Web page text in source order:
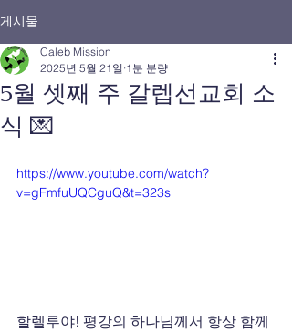
게시물
5월 셋째 주 갈렙선교회 소
식 💌
Caleb Mission
2025년 5월 21일 1분 분량
https://www.youtube.com/watch?
v=gFmfuUQCguQ&t=323s
할렐루야! 평강의 하나님께서 항상 함께